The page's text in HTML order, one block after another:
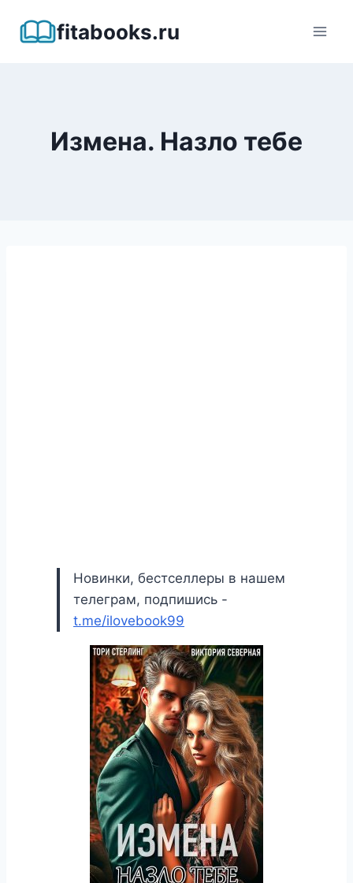
fitabooks.ru
Измена. Назло тебе
Новинки, бестселлеры в нашем
телеграм, подпишись -
t.me/ilovebook99